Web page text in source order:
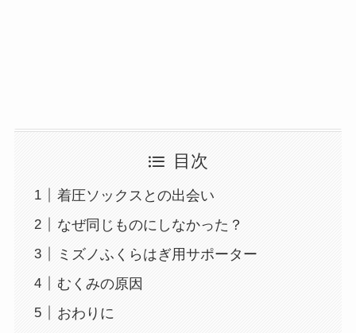
目次
着圧ソックスとの出会い
なぜ同じものにしなかった？
ミズノふくらはぎ用サポーター
むくみの原因
おわりに